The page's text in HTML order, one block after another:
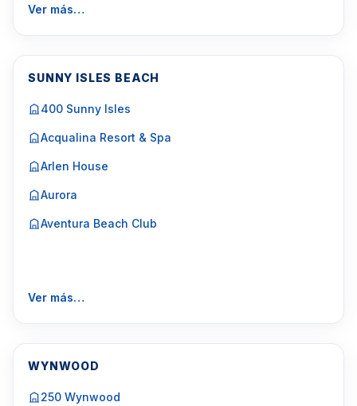
Ver más…
SUNNY ISLES BEACH
400 Sunny Isles
Acqualina Resort & Spa
Arlen House
Aurora
Aventura Beach Club
Ver más…
WYNWOOD
250 Wynwood